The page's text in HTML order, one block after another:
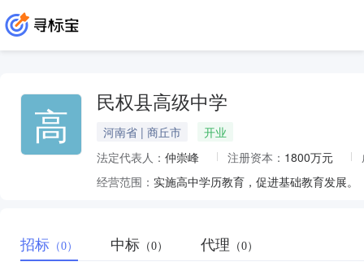
高 民权县高级中学
河南省 | 商丘市
开业
法定代表人： 仲崇峰 注册资本： 1800万元
经营范围： 实施高中学历教育，促进基础教育发展
招标 （0） 中标 （0） 代理 （0）